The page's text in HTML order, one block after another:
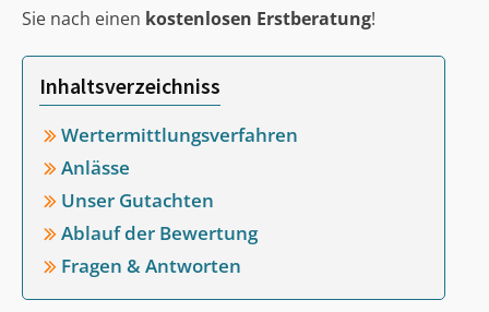
Sie nach einen kostenlosen Erstberatung!
Inhaltsverzeichniss
Wertermittlungsverfahren
Anlässe
Unser Gutachten
Ablauf der Bewertung
Fragen & Antworten